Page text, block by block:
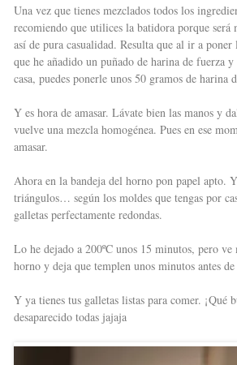
Una vez que tienes mezclados todos los
recomiendo que utilices la batidora porque
así de pura casualidad. Resulta que al ir a
que he añadido un puñado de harina de fuerza
casa, puedes ponerle unos 50 gramos de harina
Y es hora de amasar. Lávate bien las manos y
vuelve una mezcla homogénea. Pues en ese
amasar.
Ahora en la bandeja del horno pon papel apto.
triángulos… según los moldes que tengas por
galletas perfectamente redondas.
Lo he dejado a 200ºC unos 15 minutos, pero
horno y deja que templen unos minutos antes
Y ya tienes tus galletas listas para comer.
desaparecido todas jajaja